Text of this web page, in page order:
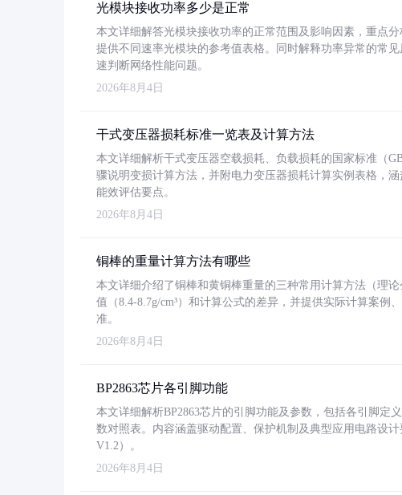
光模块接收功率多少是正常
本文详细解答光模块接收功率的正常范围及影响因素，重点
提供不同速率光模块的参考值表格。同时解释功率异常的常
速判断网络性能问题。
2026年8月4日
干式变压器损耗标准一览表及计算方法
本文详细解析干式变压器空载损耗、负载损耗的国家标准（
骤说明变损计算方法，并附电力变压器损耗计算实例表格，
能效评估要点。
2026年8月4日
铜棒的重量计算方法有哪些
本文详细介绍了铜棒和黄铜棒重量的三种常用计算方法（理
值（8.4-8.7g/cm³）和计算公式的差异，并提供实际计算案例
准。
2026年8月4日
BP2863芯片各引脚功能
本文详细解析BP2863芯片的引脚功能及参数，包括各引脚定
数对照表。内容涵盖驱动配置、保护机制及典型应用电路设
V1.2）。
2026年8月4日